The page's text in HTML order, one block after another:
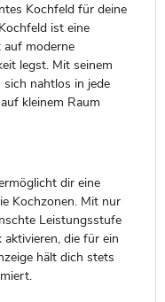
Kochfeld für deine
ist eine
moderne
legst. Mit seinem
nahtlos in jede
kleinem Raum
dir eine
Kochzonen. Mit nur
Leistungsstufe
die für ein
hält dich stets